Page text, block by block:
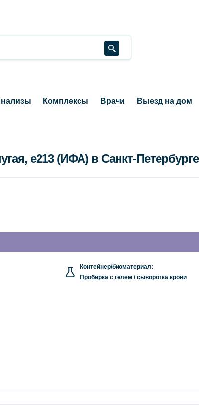
Комплексы Врачи Выезд на дом
e213 (ИФА) в Санкт-Петербурге
Контейнер/биоматериал:
Пробирка с гелем / сыворотка крови